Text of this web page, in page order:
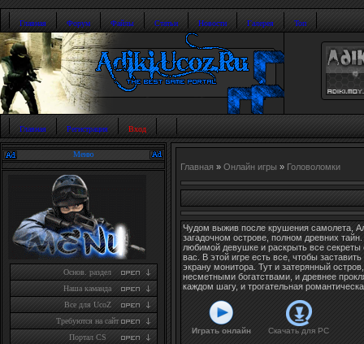
Главная Форум Файлы Статьи Новости Галерея Топ
Главная Регистрация Вход
Меню
Основ. раздел
Наша каманда
Все для UcoZ
Требуются на сайт
Портал CS
Главная » Онлайн игры » Головоломки
Чудом выжив после крушения самолета,
загадочном острове, полном древних
любимой девушке и раскрыть все секреты
вас. В этой игре есть все, чтобы
экрану монитора. Тут и затерянный
несметными богатствами, и древнее
каждом шагу, и трогательная
Играть онлайн Скачать для PC